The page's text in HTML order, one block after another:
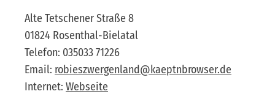
Alte Tetschener Straße 8
01824 Rosenthal-Bielatal
Telefon: 035033 71226
Email: robieszwergenland@kaeptnbrowser.de
Internet: Webseite